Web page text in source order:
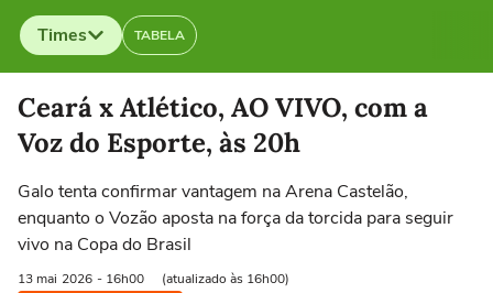
Times TABELA
Selecione o time para ver as notícias
Ceará x Atlético, AO VIVO, com a
Voz do Esporte, às 20h
Galo tenta confirmar vantagem na Arena Castelão,
enquanto o Vozão aposta na força da torcida para seguir
vivo na Copa do Brasil
13 mai 2026 - 16h00 (atualizado às 16h00)